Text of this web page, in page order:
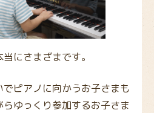
にさまざまです。
ピアノに向かうお子さまも
ゆっくり参加するお子さま